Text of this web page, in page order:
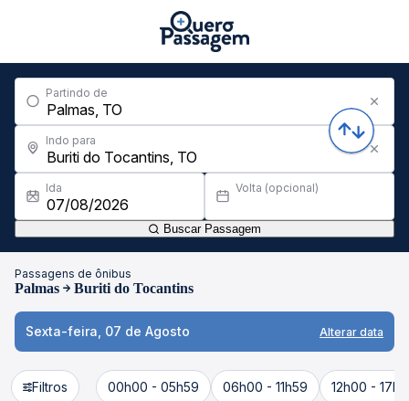
Partindo de
Indo para
Ida Volta (opcional)
Buscar Passagem
Passagens de ônibus
Palmas Buriti do Tocantins
Sexta-feira, 07 de Agosto Alterar data
Filtros 00h00 - 05h59 06h00 - 11h59 12h00 -